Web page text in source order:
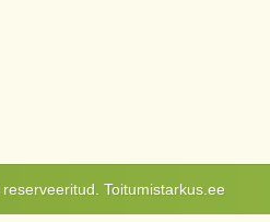
Toitumistarkus.ee